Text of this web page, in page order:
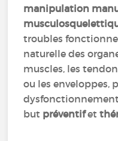
manipulation
troubles
naturelle des
muscles, les
ou les enveloppes,
but préventifet